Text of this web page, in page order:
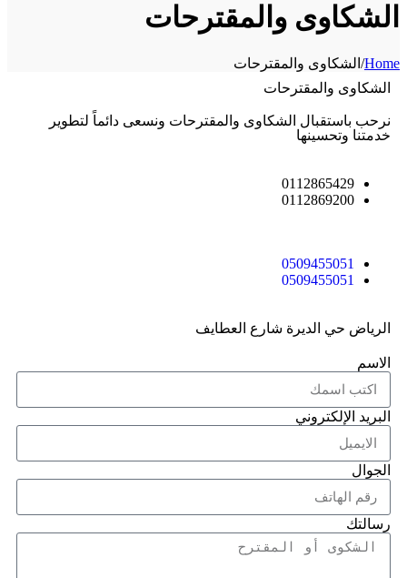
الشكاوى والمقترحات
Home
/ الشكاوى والمقترحات
الشكاوى والمقترحات
نرحب باستقبال الشكاوى والمقترحات ونسعى دائماً لتطوير
خدمتنا وتحسينها
0112865429
0112869200
0509455051
0509455051
الرياض حي الديرة شارع العطايف
الاسم
البريد الإلكتروني
الجوال
رسالتك